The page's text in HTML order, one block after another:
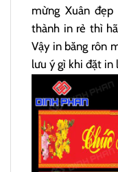
mừng Xuân
thành in rẻ thì
Vậy in băng rôn
lưu ý gì khi đặt in